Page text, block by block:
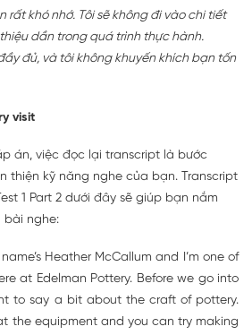
rất khó nhớ. Tôi sẽ không đi vào chi tiết
dần trong quá trình thực hành.
đủ, và tôi không khuyến khích bạn tốn
visit
án, việc đọc lại transcript là bước
thiện kỹ năng nghe của bạn. Transcript
1 Part 2 dưới đây sẽ giúp bạn nắm
bài nghe:
Heather McCallum and I’m one of
at Edelman Pottery. Before we go into
to say a bit about the craft of pottery.
at the equipment and you can try making